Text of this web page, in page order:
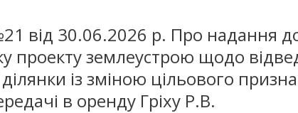
від 30.06.2026 р. Про надання
проекту землеустрою щодо
із зміною цільового
в оренду Гріху Р.В.